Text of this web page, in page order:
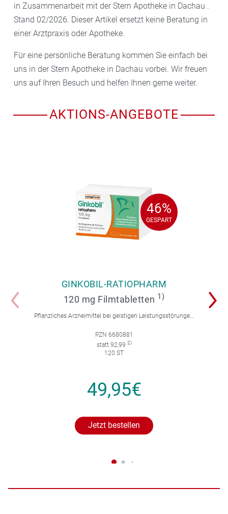
in Zusammenarbeit mit der Stern Apotheke in Dachau .
Stand 02/2026. Dieser Artikel ersetzt keine Beratung in
einer Arztpraxis oder Apotheke.
Für eine persönliche Beratung kommen Sie einfach bei
uns in der Stern Apotheke in Dachau vorbei. Wir freuen
uns auf Ihren Besuch und helfen Ihnen gerne weiter.
AKTIONS-ANGEBOTE
46%
GESPART
46%
GESPART
GINKOBIL-RATIOPHARM
120 mg Filmtabletten 1)
Pflanzliches Arzneimittel bei geistigen Leistungsstörungen und Durchblutungsstörungen.
PZN 6680881
statt 92,99 2)
120 ST
49,95€
Jetzt bestellen